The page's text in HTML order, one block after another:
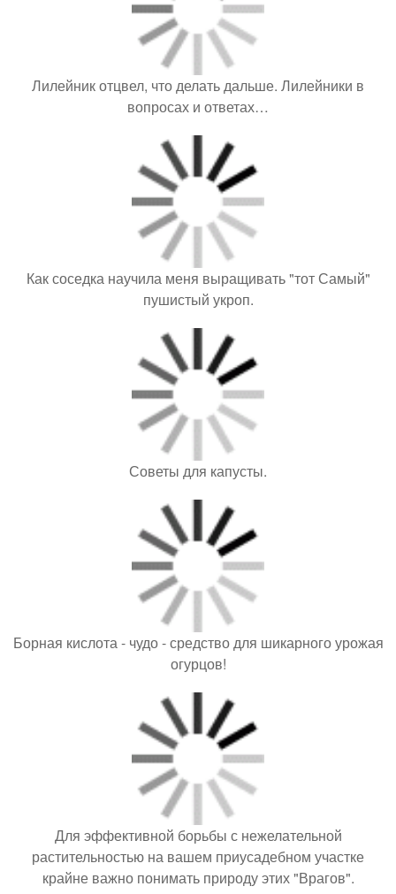
Лилейник отцвел, что делать дальше. Лилейники в
вопросах и ответах…
Как соседка научила меня выращивать "тот Самый"
пушистый укроп.
Советы для капусты.
Борная кислота - чудо - средство для шикарного урожая
огурцов!
Для эффективной борьбы с нежелательной
растительностью на вашем приусадебном участке
крайне важно понимать природу этих "Врагов".